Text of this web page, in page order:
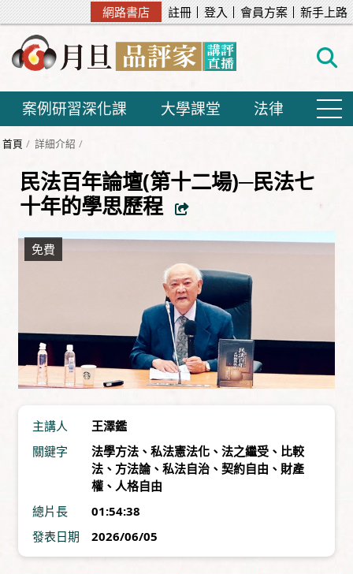
網路書店 註冊 登入 會員方案 新手上路
案例研習深化課 大學課堂 法律
首頁 詳細介紹
民法百年論壇(第十二場)─民法七
十年的學思歷程
主講人
王澤鑑
關鍵字
法學方法 、 私法憲法化 、 法之繼受 、 比較
法 、 方法論、 私法自治 、 契約自由 、 財產
權 、 人格自由
總片長
01:54:38
發表日期
2026/06/05